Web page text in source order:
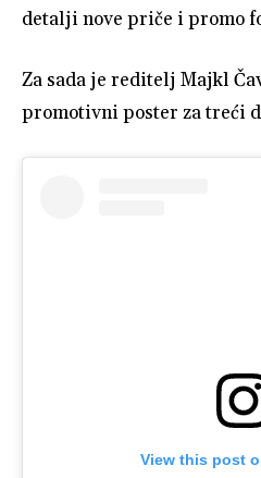
detalji nove priče i promo
Za sada je reditelj Majkl
promotivni poster za treći
View this post